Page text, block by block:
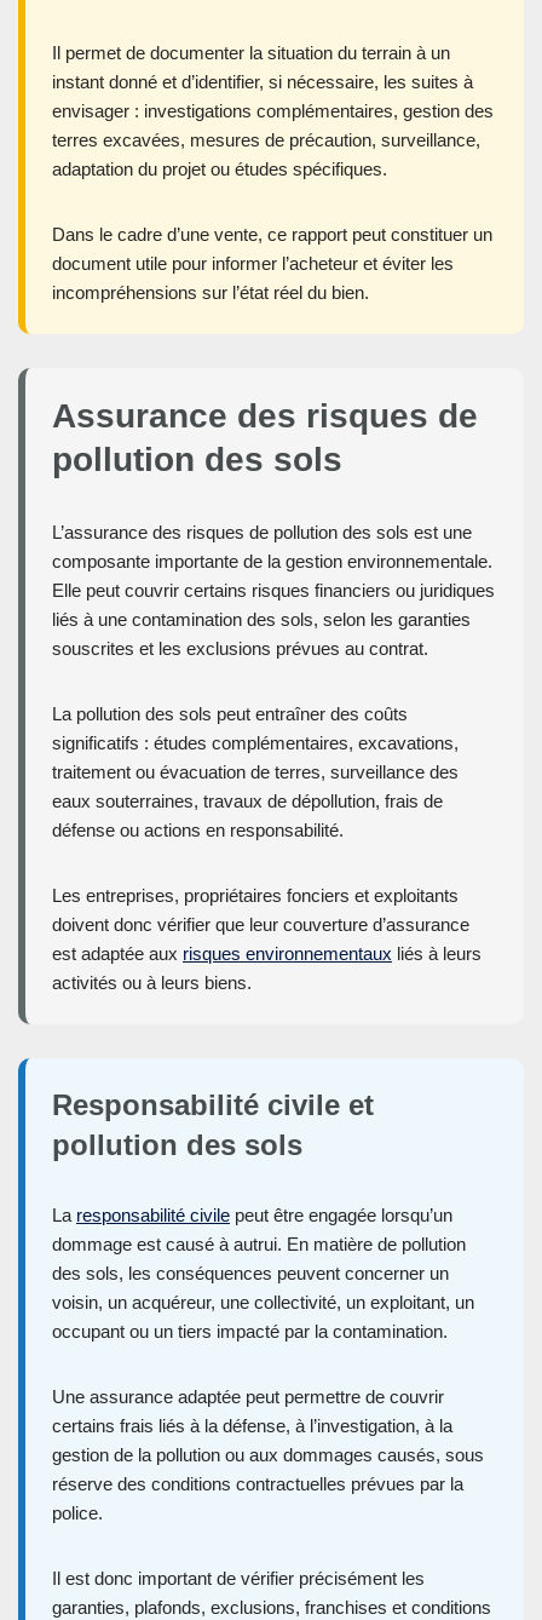
Il permet de documenter la situation du terrain à un
instant donné et d’identifier, si nécessaire, les suites à
envisager : investigations complémentaires, gestion des
terres excavées, mesures de précaution, surveillance,
adaptation du projet ou études spécifiques.
Dans le cadre d’une vente, ce rapport peut constituer un
document utile pour informer l’acheteur et éviter les
incompréhensions sur l’état réel du bien.
Assurance des risques de
pollution des sols
L’assurance des risques de pollution des sols est une
composante importante de la gestion environnementale.
Elle peut couvrir certains risques financiers ou juridiques
liés à une contamination des sols, selon les garanties
souscrites et les exclusions prévues au contrat.
La pollution des sols peut entraîner des coûts
significatifs : études complémentaires, excavations,
traitement ou évacuation de terres, surveillance des
eaux souterraines, travaux de dépollution, frais de
défense ou actions en responsabilité.
Les entreprises, propriétaires fonciers et exploitants
doivent donc vérifier que leur couverture d’assurance
est adaptée aux risques environnementaux liés à leurs
activités ou à leurs biens.
Responsabilité civile et
pollution des sols
La responsabilité civile peut être engagée lorsqu’un
dommage est causé à autrui. En matière de pollution
des sols, les conséquences peuvent concerner un
voisin, un acquéreur, une collectivité, un exploitant, un
occupant ou un tiers impacté par la contamination.
Une assurance adaptée peut permettre de couvrir
certains frais liés à la défense, à l’investigation, à la
gestion de la pollution ou aux dommages causés, sous
réserve des conditions contractuelles prévues par la
police.
Il est donc important de vérifier précisément les
garanties, plafonds, exclusions, franchises et conditions